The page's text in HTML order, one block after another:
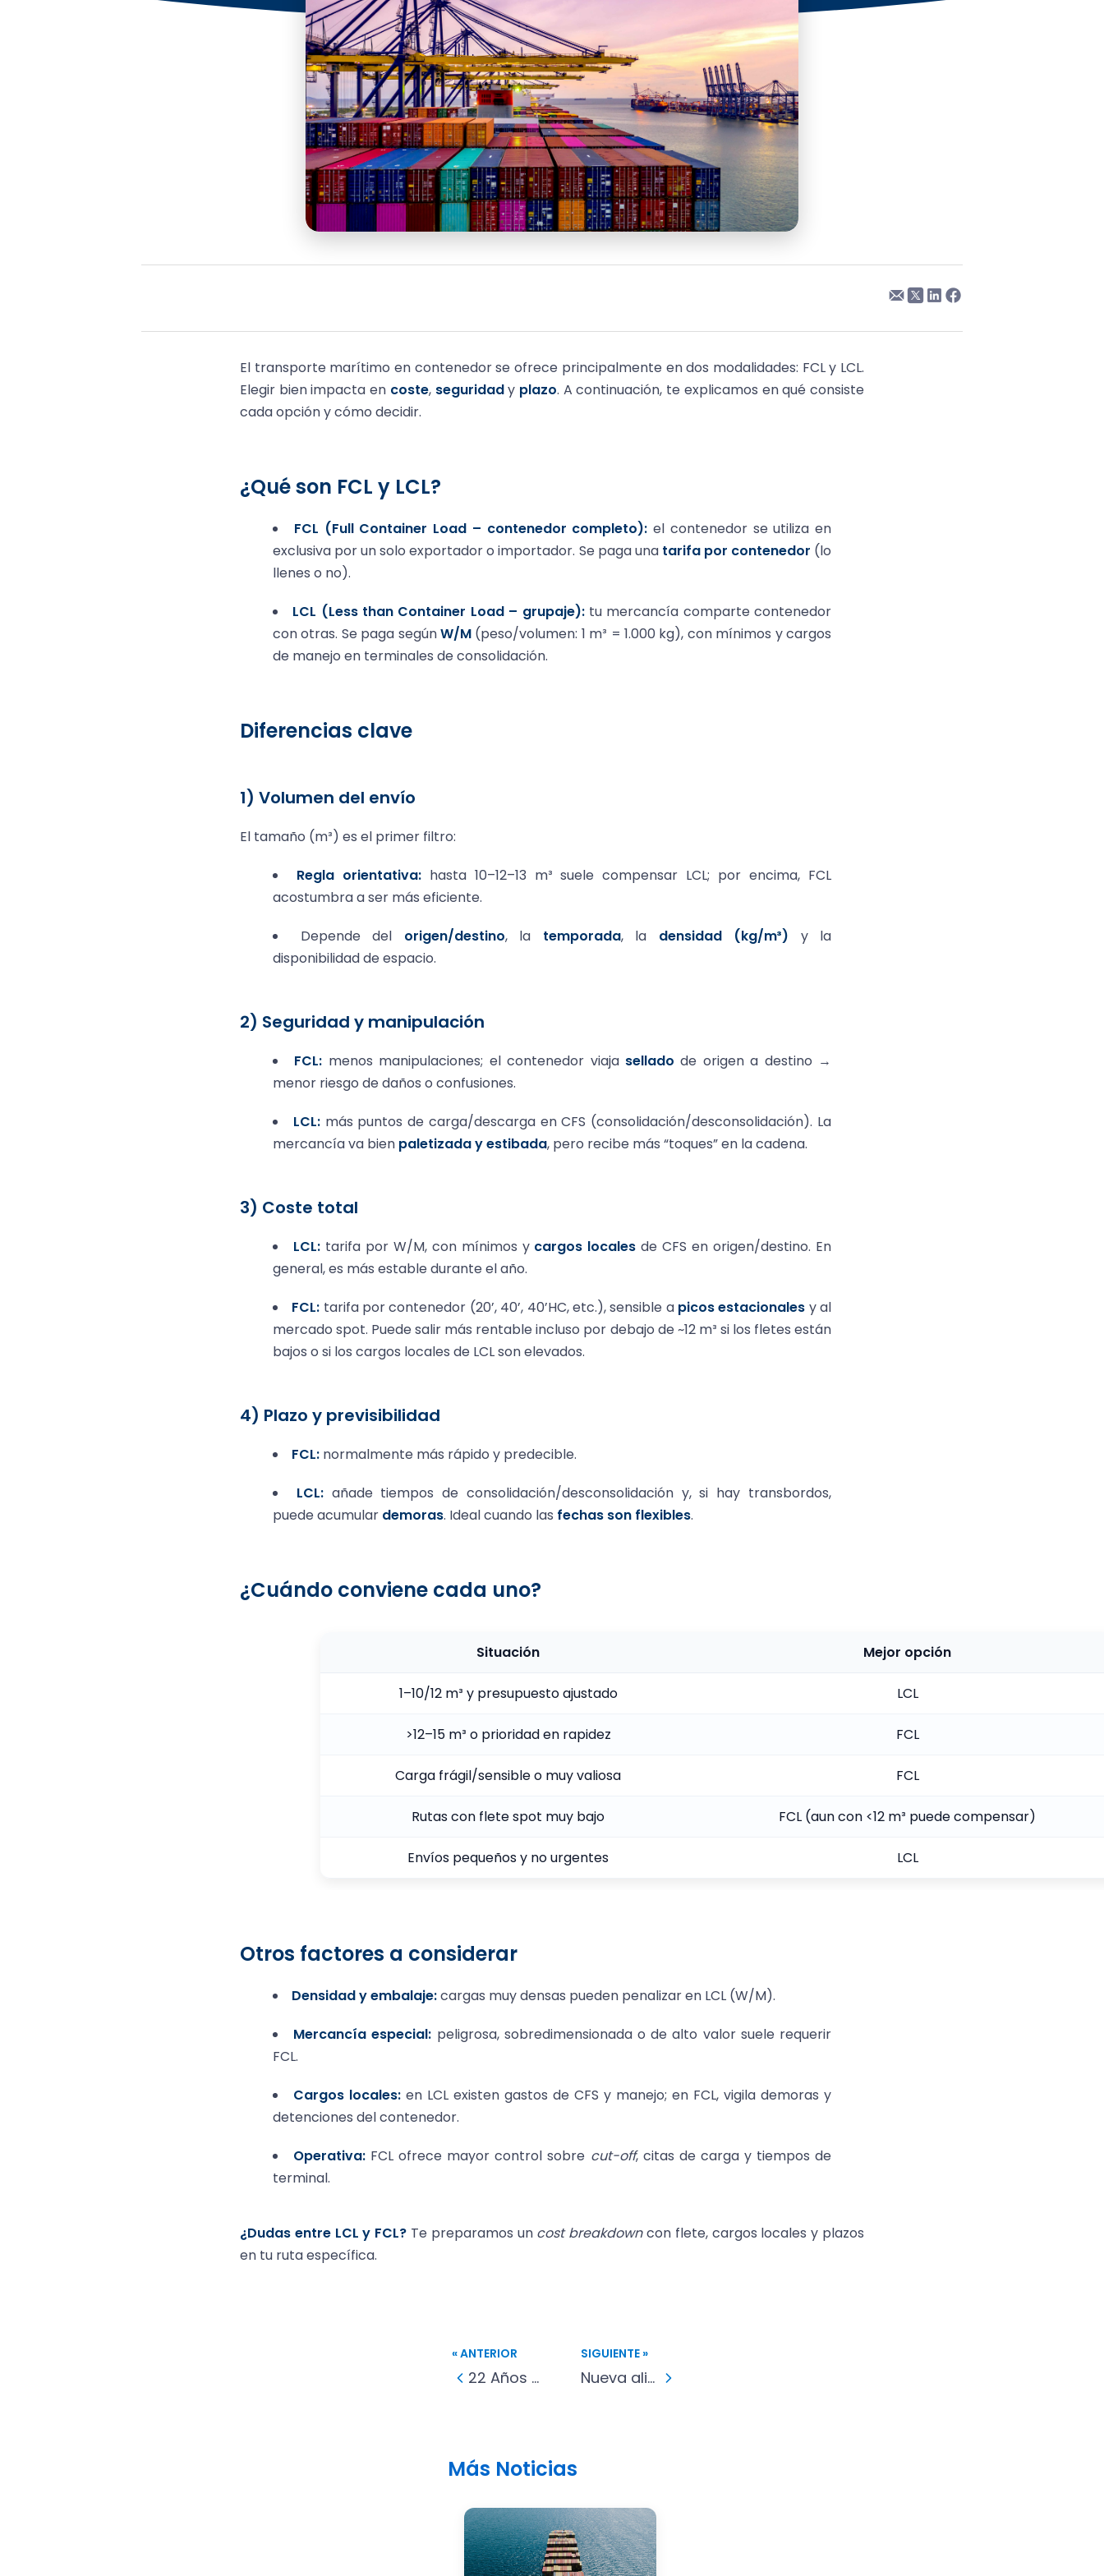
El transporte marítimo en contenedor se ofrece principalmente en dos modalidades: FCL y LCL.
Elegir bien impacta en coste, seguridady plazo. A continuación, te explicamos en qué consiste
cada opción y cómo decidir.
¿Qué son FCL y LCL?
FCL (Full Container Load – contenedor completo): el contenedor se utiliza en
exclusiva por un solo exportador o importador. Se paga una tarifa por contenedor (lo
llenes o no).
LCL (Less than Container Load – grupaje):tu mercancía comparte contenedor
con otras. Se paga segúnW/M (peso/volumen: 1 m³ = 1.000 kg), con mínimos y cargos
de manejo en terminales de consolidación.
Diferencias clave
1) Volumen del envío
El tamaño (m³) es el primer filtro:
Regla orientativa:hasta 10–12–13 m³ suele compensar LCL; por encima, FCL
acostumbra a ser más eficiente.
Depende del origen/destino, la temporada, la densidad (kg/m³) y la
disponibilidad de espacio.
2) Seguridad y manipulación
FCL: menos manipulaciones; el contenedor viaja sellado de origen a destino →
menor riesgo de daños o confusiones.
LCL:más puntos de carga/descarga en CFS (consolidación/desconsolidación). La
mercancía va bien paletizada y estibada, pero recibe más “toques” en la cadena.
3) Coste total
LCL:tarifa por W/M, con mínimos y cargos locales de CFS en origen/destino. En
general, es más estable durante el año.
FCL: tarifa por contenedor (20’, 40’, 40’HC, etc.), sensible a picos estacionales y al
mercado spot. Puede salir más rentable incluso por debajo de ~12 m³ si los fletes están
bajos o si los cargos locales de LCL son elevados.
4) Plazo y previsibilidad
FCL: normalmente más rápido y predecible.
LCL:añade tiempos de consolidación/desconsolidación y, si hay transbordos,
puede acumular demoras. Ideal cuando las fechas son flexibles.
¿Cuándo conviene cada uno?
Situación Mejor opción
1–10/12 m³ y presupuesto ajustado LCL
>12–15 m³ o prioridad en rapidez FCL
Carga frágil/sensible o muy valiosa FCL
Rutas con flete spot muy bajo FCL (aun con <12 m³ puede compensar)
Envíos pequeños y no urgentes LCL
Otros factores a considerar
Densidad y embalaje:cargas muy densas pueden penalizar en LCL (W/M).
Mercancía especial: peligrosa, sobredimensionada o de alto valor suele requerir
FCL.
Cargos locales: en LCL existen gastos de CFS y manejo; en FCL, vigila demoras y
detenciones del contenedor.
Operativa: FCL ofrece mayor control sobre cut-off, citas de carga y tiempos de
terminal.
¿Dudas entre LCL y FCL? Te preparamos un cost breakdowncon flete, cargos locales y plazos
en tu ruta específica.
« ANTERIOR
22 Años de Logística con Corazón: Celebramos Nuestro Aniversario en Global Cargo System
SIGUIENTE »
Nueva alianza en Global Cargo System
Más Noticias